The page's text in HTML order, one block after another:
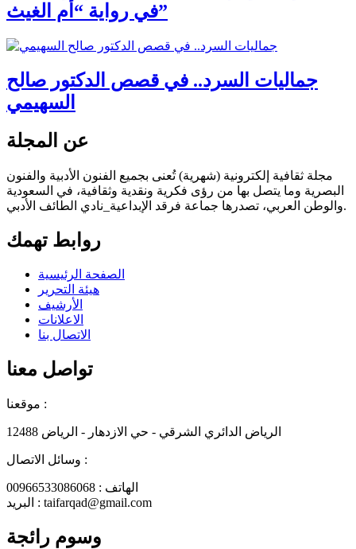
في رواية “أم الغيث”
جماليات السرد.. في قصص الدكتور صالح
السهيمي
عن المجلة
مجلة ثقافية إلكترونية (شهرية) تُعنى بجميع الفنون الأدبية والفنون
البصرية وما يتصل بها من رؤى فكرية ونقدية وثقافية، في السعودية
والوطن العربي، تصدرها جماعة فرقد الإبداعية_نادي الطائف الأدبي.
روابط تهمك
الصفحة الرئيسية
هيئة التحرير
الأرشيف
الاعلانات
الاتصال بنا
تواصل معنا
موقعنا :
الرياض الدائري الشرقي - حي الازدهار - الرياض 12488
وسائل الاتصال :
الهاتف : 00966533086068
البريد : taifarqad@gmail.com
وسوم رائجة